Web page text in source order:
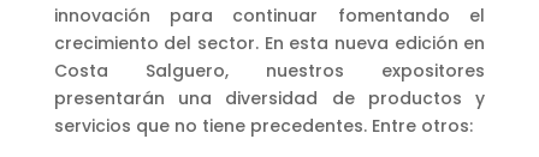
innovación para continuar fomentando el
crecimiento del sector. En esta nueva edición en
Costa Salguero, nuestros expositores
presentarán una diversidad de productos y
servicios que no tiene precedentes. Entre otros: